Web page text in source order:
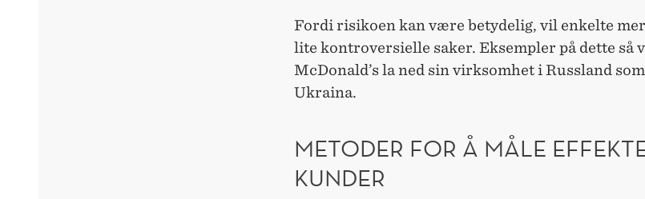
Fordi risikoen kan være betydelig, vil enkelte
lite kontroversielle saker. Eksempler på dette så
McDonald’s la ned sin virksomhet i Russland
Ukraina.
METODER FOR Å MÅLE
KUNDER